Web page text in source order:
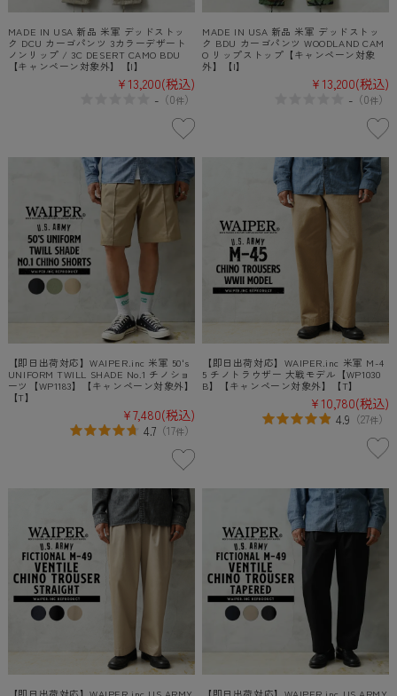
MADE IN USA 新品 米軍 デッドストッ
ク DCU カーゴパンツ 3カラーデザート
ノンリップ / 3C DESERT CAMO BDU
【キャンペーン対象外】【I】
¥13,200(税込)
-（0件）
MADE IN USA 新品 米軍 デッドストッ
ク BDU カーゴパンツ WOODLAND CAM
O リップストップ【キャンペーン対象
外】【I】
¥13,200(税込)
- （0件）
【即日出荷対応】WAIPER.inc 米軍 50's
UNIFORM TWILL SHADE No.1 チノショ
ーツ【WP1183】【キャンペーン対象外】
【T】
¥7,480(税込)
4.7（17件）
【即日出荷対応】WAIPER.inc 米軍 M-4
5 チノトラウザー 大戦モデル【WP1030
B】【キャンペーン対象外】【T】
¥10,780(税込)
4.9 （27件）